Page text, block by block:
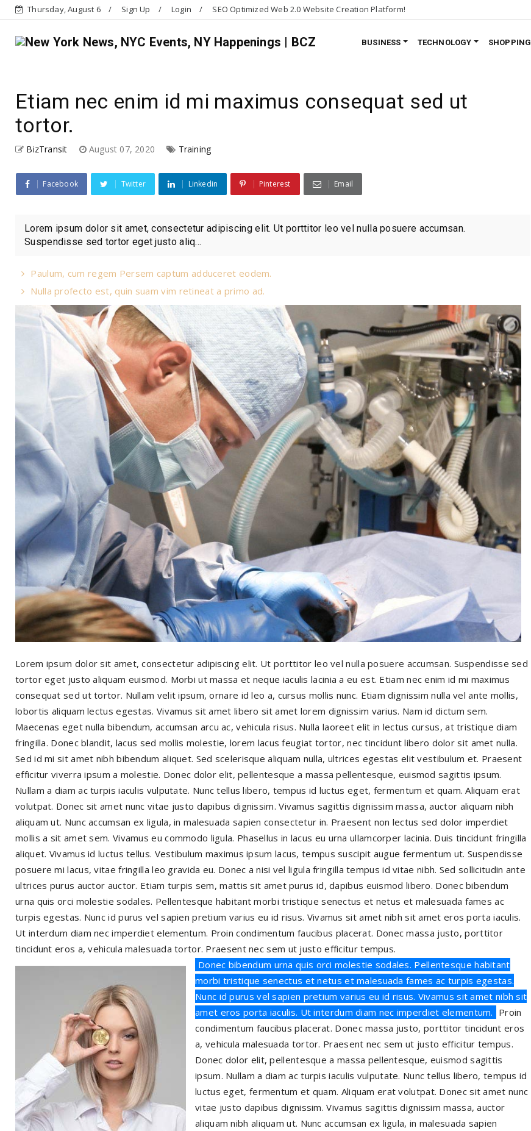
Thursday, August 6 Sign Up Login SEO Optimized Web 2.0 Website Creation Platform!
BUSINESS TECHNOLOGY SHOPPING
Etiam nec enim id mi maximus consequat sed ut
tortor.
BizTransit August 07, 2020 Training
Facebook Twitter Linkedin Pinterest Email
Lorem ipsum dolor sit amet, consectetur adipiscing elit. Ut porttitor leo vel nulla posuere accumsan.
Suspendisse sed tortor eget justo aliq...
Paulum, cum regem Persem captum adduceret eodem.
Nulla profecto est, quin suam vim retineat a primo ad.
Lorem ipsum dolor sit amet, consectetur adipiscing elit. Ut porttitor leo vel nulla posuere accumsan. Suspendisse sed
tortor eget justo aliquam euismod. Morbi ut massa et neque iaculis lacinia a eu est. Etiam nec enim id mi maximus
consequat sed ut tortor. Nullam velit ipsum, ornare id leo a, cursus mollis nunc. Etiam dignissim nulla vel ante mollis,
lobortis aliquam lectus egestas. Vivamus sit amet libero sit amet lorem dignissim varius. Nam id dictum sem.
Maecenas eget nulla bibendum, accumsan arcu ac, vehicula risus. Nulla laoreet elit in lectus cursus, at tristique diam
fringilla. Donec blandit, lacus sed mollis molestie, lorem lacus feugiat tortor, nec tincidunt libero dolor sit amet nulla.
Sed id mi sit amet nibh bibendum aliquet. Sed scelerisque aliquam nulla, ultrices egestas elit vestibulum et. Praesent
efficitur viverra ipsum a molestie. Donec dolor elit, pellentesque a massa pellentesque, euismod sagittis ipsum.
Nullam a diam ac turpis iaculis vulputate. Nunc tellus libero, tempus id luctus eget, fermentum et quam. Aliquam erat
volutpat. Donec sit amet nunc vitae justo dapibus dignissim. Vivamus sagittis dignissim massa, auctor aliquam nibh
aliquam ut. Nunc accumsan ex ligula, in malesuada sapien consectetur in. Praesent non lectus sed dolor imperdiet
mollis a sit amet sem. Vivamus eu commodo ligula. Phasellus in lacus eu urna ullamcorper lacinia. Duis tincidunt fringilla
aliquet. Vivamus id luctus tellus. Vestibulum maximus ipsum lacus, tempus suscipit augue fermentum ut. Suspendisse
posuere mi lacus, vitae fringilla leo gravida eu. Donec a nisi vel ligula fringilla tempus id vitae nibh. Sed sollicitudin ante
ultrices purus auctor auctor. Etiam turpis sem, mattis sit amet purus id, dapibus euismod libero. Donec bibendum
urna quis orci molestie sodales. Pellentesque habitant morbi tristique senectus et netus et malesuada fames ac
turpis egestas. Nunc id purus vel sapien pretium varius eu id risus. Vivamus sit amet nibh sit amet eros porta iaculis.
Ut interdum diam nec imperdiet elementum. Proin condimentum faucibus placerat. Donec massa justo, porttitor
tincidunt eros a, vehicula malesuada tortor. Praesent nec sem ut justo efficitur tempus.
Donec bibendum urna quis orci molestie sodales. Pellentesque habitant
morbi tristique senectus et netus et malesuada fames ac turpis egestas.
Nunc id purus vel sapien pretium varius eu id risus. Vivamus sit amet nibh sit
amet eros porta iaculis. Ut interdum diam nec imperdiet elementum. Proin
condimentum faucibus placerat. Donec massa justo, porttitor tincidunt eros
a, vehicula malesuada tortor. Praesent nec sem ut justo efficitur tempus.
Donec dolor elit, pellentesque a massa pellentesque, euismod sagittis
ipsum. Nullam a diam ac turpis iaculis vulputate. Nunc tellus libero, tempus id
luctus eget, fermentum et quam. Aliquam erat volutpat. Donec sit amet nunc
vitae justo dapibus dignissim. Vivamus sagittis dignissim massa, auctor
aliquam nibh aliquam ut. Nunc accumsan ex ligula, in malesuada sapien